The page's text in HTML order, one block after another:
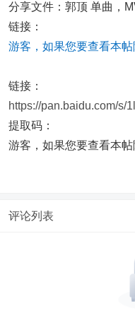
分享文件：郭顶 单曲，
链接：
游客，如果您要查看本
链接：
https://pan.baidu.com/s/
提取码：
游客，如果您要查看本
评论列表